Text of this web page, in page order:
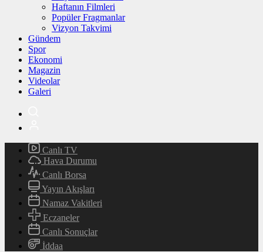
Haftanın Filmleri
Popüler Fragmanlar
Vizyon Takvimi
Gündem
Spor
Ekonomi
Magazin
Videolar
Galeri
Canlı TV
Hava Durumu
Canlı Borsa
Yayın Akışları
Namaz Vakitleri
Eczaneler
Canlı Sonuçlar
İddaa